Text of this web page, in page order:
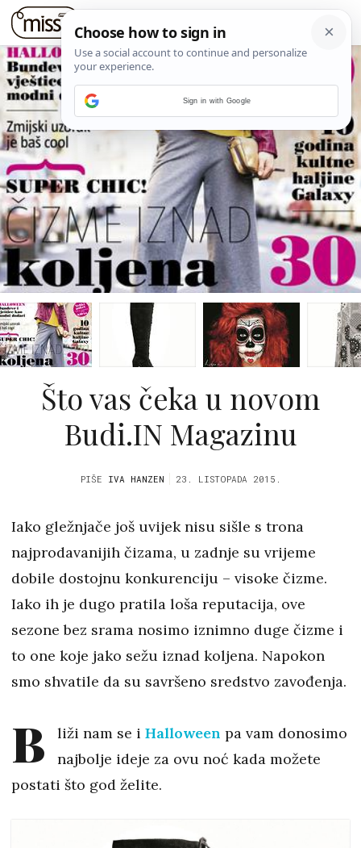
Što vas čeka u novom
Budi.IN Magazinu
PIŠE IVA HANZEN 23. LISTOPADA 2015.
Iako gležnjače još uvijek nisu sišle s trona
najprodavanijih čizama, u zadnje su vrijeme
dobile dostojnu konkurenciju – visoke čizme.
Iako ih je dugo pratila loša reputacija, ove
sezone bez srama nosimo iznimno duge čizme i
to one koje jako sežu iznad koljena. Napokon
smo shvatile da su savršeno sredstvo zavođenja.
B liži nam se i Halloween pa vam donosimo
najbolje ideje za ovu noć kada možete
postati što god želite.
Sign in with Google